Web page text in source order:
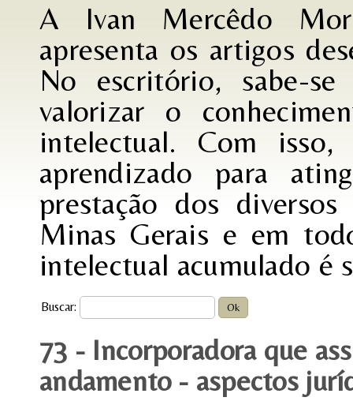
A Ivan Mercêdo
apresenta os artigos
No escritório, sabe-
valorizar o
intelectual. Com isso,
aprendizado para
prestação dos
Minas Gerais e em
intelectual acumulado é
Buscar:
73 - Incorporadora que
andamento - aspectos